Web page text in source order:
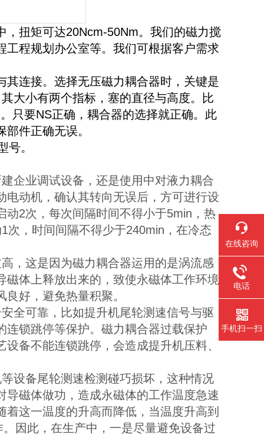
，扭矩可达20Ncm-50Nm。我们的磁力搅
程规划办公室等。我们可根据客户需求
连接。选择无压磁力耦合器时，关键是
大小有两个指标，塞的直径与高度。比
只要NS正确，耦合器的选择就正确。此
件正确无误。
。
业调试设备，还是使用中对液力耦合
动机，确认其转向无误后，方可进行设
2次，每次间隔时间不得小于5min，热
次，时间间隔不得少于240min，在冷态
这是因为磁力耦合器运用的是涡流感
体上释放出来的，致使永磁体工作环境
好，避免热量积聚。
可靠，比如提升机尾轮测速信号与驱
锁跳停等保护。磁力耦合器过载保护
备不能连锁跳停，会造成提升机压料、
备尾轮测速检测碰巧损坏，这种情况
磁体做功，造成永磁体的工作温度急速
这一温度的升高而降低，当温度升高到
因此，在生产中，一是尽量避免设备过
在线咨询
电话
手机扫一扫